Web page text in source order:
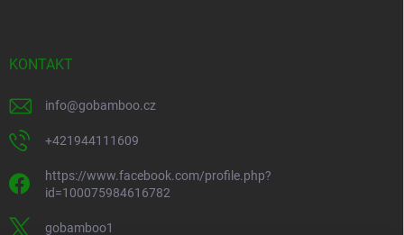
KONTAKT
info@gobamboo.cz
+421944111609
https://www.facebook.com/profile.php?
id=100075984616782
gobamboo1